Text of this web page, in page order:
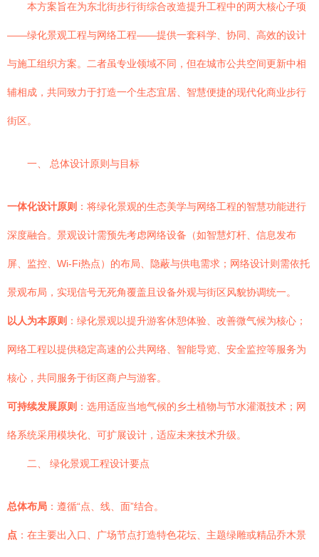
本方案旨在为东北街步行街综合改造提升工程中的两大核心子项
——绿化景观工程与网络工程——提供一套科学、协同、高效的设计
与施工组织方案。二者虽专业领域不同，但在城市公共空间更新中相
辅相成，共同致力于打造一个生态宜居、智慧便捷的现代化商业步行
街区。
一、 总体设计原则与目标
一体化设计原则 ：将绿化景观的生态美学与网络工程的智慧功能进行
深度融合。景观设计需预先考虑网络设备（如智慧灯杆、信息发布
屏、监控、Wi-Fi热点）的布局、隐蔽与供电需求；网络设计则需依托
景观布局，实现信号无死角覆盖且设备外观与街区风貌协调统一。
以人为本原则 ：绿化景观以提升游客休憩体验、改善微气候为核心；
网络工程以提供稳定高速的公共网络、智能导览、安全监控等服务为
核心，共同服务于街区商户与游客。
可持续发展原则 ：选用适应当地气候的乡土植物与节水灌溉技术；网
络系统采用模块化、可扩展设计，适应未来技术升级。
二、 绿化景观工程设计要点
总体布局 ：遵循“点、线、面”结合。
点 ：在主要出入口、广场节点打造特色花坛、主题绿雕或精品乔木景